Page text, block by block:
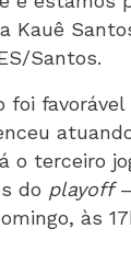
Kauê
Santos.
foi
o terceiro
do playoff–
às